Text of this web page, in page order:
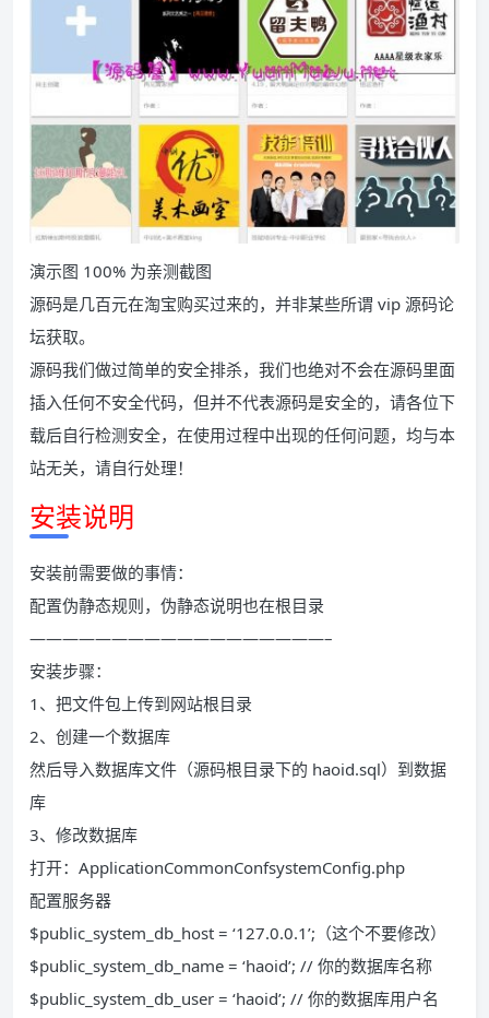
演示图 100% 为亲测截图
源码是几百元在淘宝购买过来的，并非某些所谓 vip 源码论
坛获取。
源码我们做过简单的安全排杀，我们也绝对不会在源码里面
插入任何不安全代码，但并不代表源码是安全的，请各位下
载后自行检测安全，在使用过程中出现的任何问题，均与本
站无关，请自行处理！
安装说明
安装前需要做的事情：
配置伪静态规则，伪静态说明也在根目录
——————————————————–
安装步骤：
1、把文件包上传到网站根目录
2、创建一个数据库
然后导入数据库文件（源码根目录下的 haoid.sql）到数据
库
3、修改数据库
打开：ApplicationCommonConfsystemConfig.php
配置服务器
$public_system_db_host = ‘127.0.0.1’;（这个不要修改）
$public_system_db_name = ‘haoid’; // 你的数据库名称
$public_system_db_user = ‘haoid’; // 你的数据库用户名